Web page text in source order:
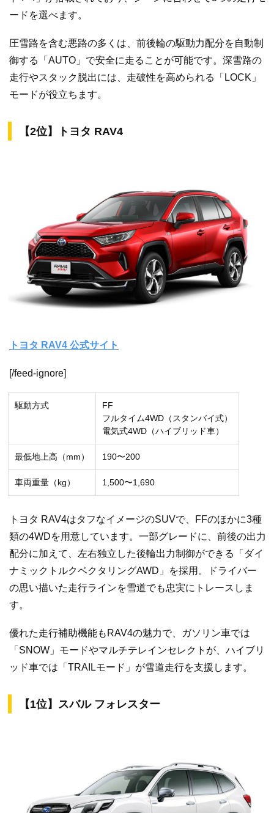
ードを選べます。
圧雪路を含む悪路の多くは、前後輪の駆動力配分を自動制
御する「AUTO」で安全に走ることが可能です。深雪路の
走行やスタック脱出には、走破性を高められる「LOCK」
モードが役立ちます。
【2位】トヨタ RAV4
トヨタ RAV4 公式サイト
[/feed-ignore]
駆動方式
FF
フルタイム4WD（スタンバイ式）
電気式4WD（ハイブリッド車）
最低地上高（mm） 190〜200
車両重量（kg） 1,500〜1,690
トヨタ RAV4はタフなイメージのSUVで、FFのほかに3種
類の4WDを用意しています。一部グレードに、前後の出力
配分に加えて、左右独立した後輪出力制御ができる「ダイ
ナミックトルクベクタリングAWD」を採用。ドライバー
の思い描いた走行ラインを雪道でも忠実にトレースしま
す。
優れた走行補助機能もRAV4の魅力で、ガソリン車では
「SNOW」モードやマルチテレインセレクトが、ハイブリ
ッド車では「TRAILモード」が雪道走行を支援します。
【1位】スバル フォレスター